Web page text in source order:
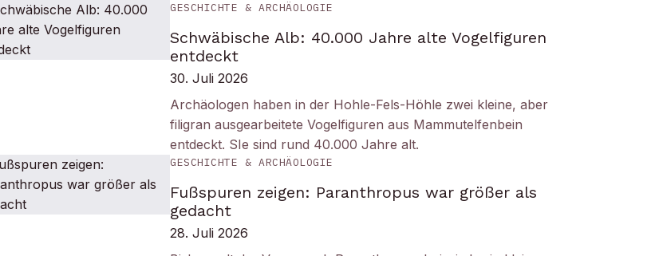
GESCHICHTE & ARCHÄOLOGIE
Schwäbische Alb: 40.000 Jahre alte Vogelfiguren
entdeckt
30. Juli 2026
Archäologen haben in der Hohle-Fels-Höhle zwei kleine, aber
filigran ausgearbeitete Vogelfiguren aus Mammutelfenbein
entdeckt. SIe sind rund 40.000 Jahre alt.
GESCHICHTE & ARCHÄOLOGIE
Fußspuren zeigen: Paranthropus war größer als
gedacht
28. Juli 2026